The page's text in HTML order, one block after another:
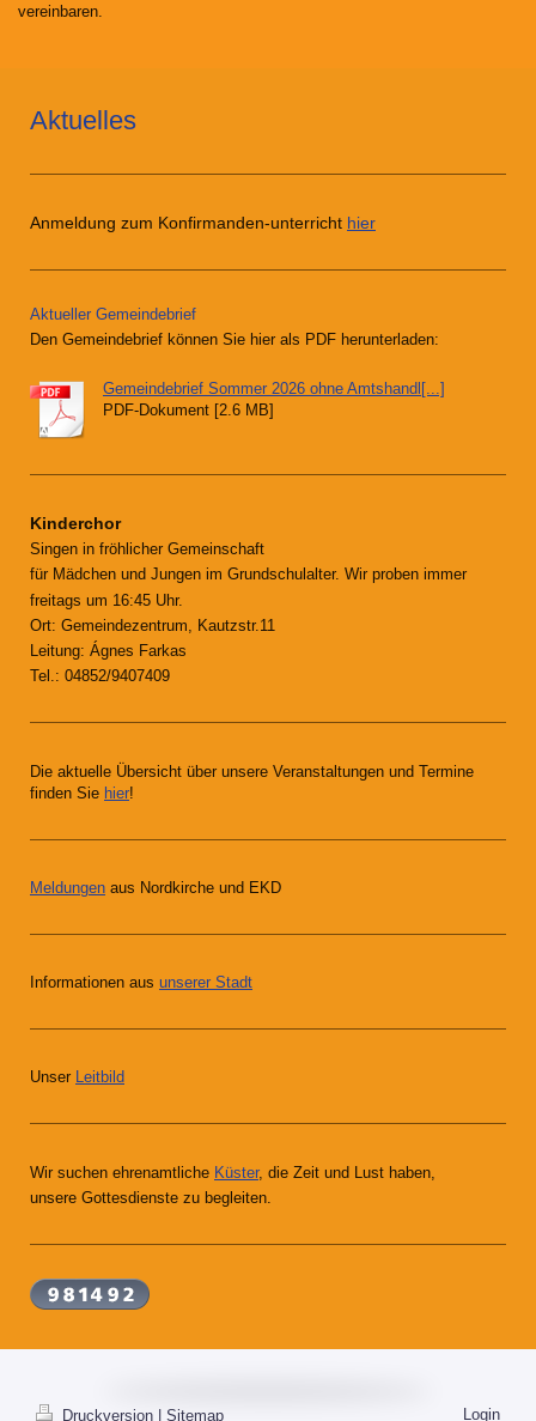
vereinbaren.
Aktuelles
Anmeldung zum Konfirmanden-unterricht hier
Aktueller Gemeindebrief
Den Gemeindebrief können Sie hier als PDF herunterladen:
Gemeindebrief Sommer 2026 ohne Amtshandl[...]
PDF-Dokument [2.6 MB]
Kinderchor
Singen in fröhlicher Gemeinschaft
für Mädchen und Jungen im Grundschulalter. Wir proben immer
freitags um 16:45 Uhr.
Ort: Gemeindezentrum, Kautzstr.11
Leitung: Ágnes Farkas
Tel.: 04852/9407409
Die aktuelle Übersicht über unsere Veranstaltungen und Termine
finden Sie hier!
Meldungen aus Nordkirche und EKD
Informationen aus unserer Stadt
Unser Leitbild
Wir suchen ehrenamtliche Küster, die Zeit und Lust haben,
unsere Gottesdienste zu begleiten.
Druckversion Sitemap Login